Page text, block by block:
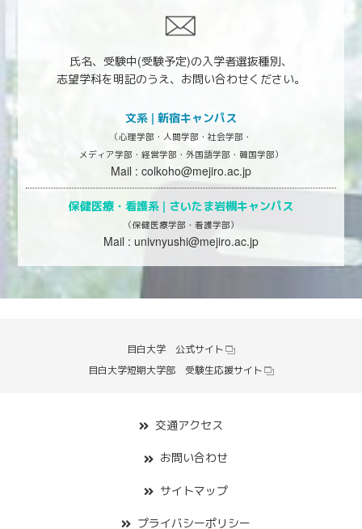
氏名、受験中(受験予定)の入学者選抜種別、
志望学科を明記のうえ、お問い合わせください。
文系 | 新宿キャンパス
（心理学部・人間学部・社会学部・
メディア学部・経営学部・外国語学部・韓国学部）
Mail : colkoho@mejiro.ac.jp
保健医療・看護系 | さいたま岩槻キャンパス
（保健医療学部・看護学部）
Mail : univnyushi@mejiro.ac.jp
目白大学 公式サイト
目白大学短期大学部 受験生応援サイト
交通アクセス
お問い合わせ
サイトマップ
プライバシーポリシー